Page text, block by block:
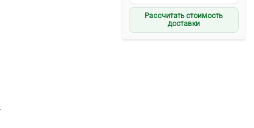
Рассчитать стоимость
доставки